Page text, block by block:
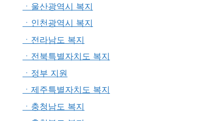
ㆍ울산광역시 복지
ㆍ인천광역시 복지
ㆍ전라남도 복지
ㆍ전북특별자치도 복지
ㆍ정부 지원
ㆍ제주특별자치도 복지
ㆍ충청남도 복지